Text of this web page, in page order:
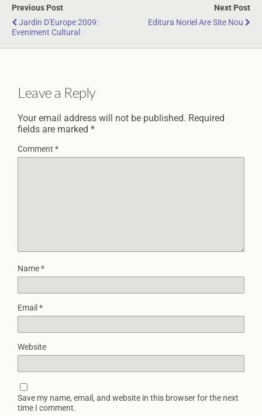
Previous Post
Jardin D'Europe 2009:
Eveniment Cultural
Next Post
Editura Noriel Are Site Nou
Leave a Reply
Your email address will not be published. Required
fields are marked *
Comment *
Name*
Email *
Website
Save my name, email, and website in this browser for the next
time I comment.